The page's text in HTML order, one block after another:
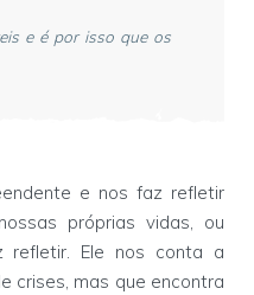
e é por isso que os
e nos faz refletir
próprias vidas, ou
refletir. Ele nos conta a
crises, mas que encontra